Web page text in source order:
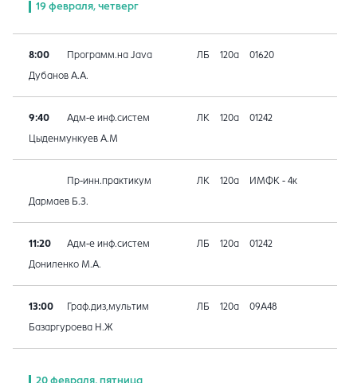
19 февраля, четверг
8:00 Программ.на Java ЛБ 120а 01620
Дубанов А.А.
9:40 Адм-е инф.систем ЛК 120а 01242
Цыденмункуев А.М
Пр-инн.практикум ЛК 120а ИМФК - 4к
Дармаев Б.З.
11:20 Адм-е инф.систем ЛБ 120а 01242
Дониленко М.А.
13:00 Граф.диз,мультим ЛБ 120а 09A48
Базаргуроева Н.Ж
20 февраля, пятница